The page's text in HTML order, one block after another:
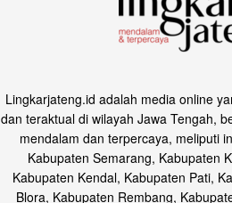
Lingkarjateng.id adalah media online
dan teraktual di wilayah Jawa Tengah,
mendalam dan terpercaya, meliputi
Kabupaten Semarang, Kabupaten
Kabupaten Kendal, Kabupaten Pati,
Blora, Kabupaten Rembang,